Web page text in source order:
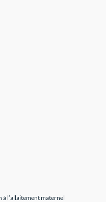
l’allaitement maternel